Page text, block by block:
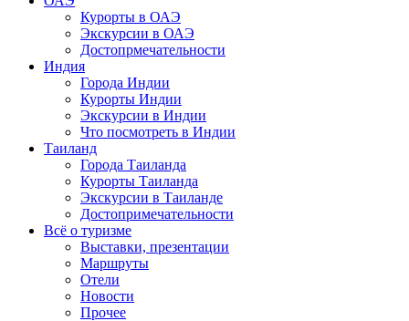
Курорты в ОАЭ
Экскурсии в ОАЭ
Достопрмечательности
Индия
Города Индии
Курорты Индии
Экскурсии в Индии
Что посмотреть в Индии
Таиланд
Города Таиланда
Курорты Таиланда
Экскурсии в Таиланде
Достопримечательности
Всё о туризме
Выставки, презентации
Маршруты
Отели
Новости
Прочее